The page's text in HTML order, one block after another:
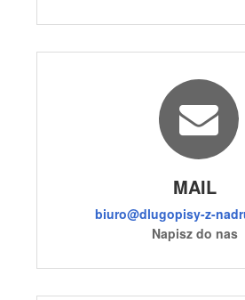
MAIL
biuro@dlugopisy-z-
Napisz do nas